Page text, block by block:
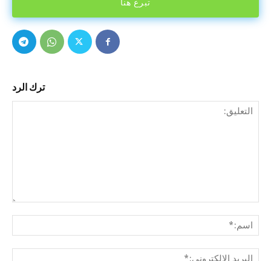
تبرع هنا
ترك الرد